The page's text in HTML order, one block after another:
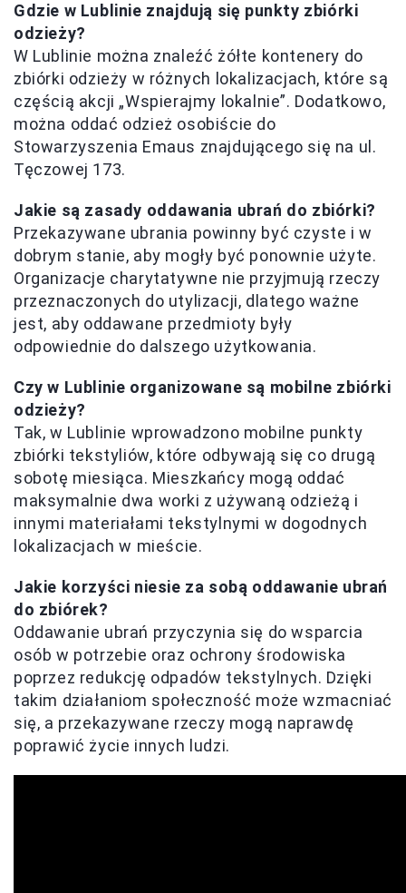
Gdzie w Lublinie znajdują się punkty zbiórki
odzieży?
W Lublinie można znaleźć żółte kontenery do
zbiórki odzieży w różnych lokalizacjach, które są
częścią akcji „Wspierajmy lokalnie”. Dodatkowo,
można oddać odzież osobiście do
Stowarzyszenia Emaus znajdującego się na ul.
Tęczowej 173.
Jakie są zasady oddawania ubrań do zbiórki?
Przekazywane ubrania powinny być czyste i w
dobrym stanie, aby mogły być ponownie użyte.
Organizacje charytatywne nie przyjmują rzeczy
przeznaczonych do utylizacji, dlatego ważne
jest, aby oddawane przedmioty były
odpowiednie do dalszego użytkowania.
Czy w Lublinie organizowane są mobilne zbiórki
odzieży?
Tak, w Lublinie wprowadzono mobilne punkty
zbiórki tekstyliów, które odbywają się co drugą
sobotę miesiąca. Mieszkańcy mogą oddać
maksymalnie dwa worki z używaną odzieżą i
innymi materiałami tekstylnymi w dogodnych
lokalizacjach w mieście.
Jakie korzyści niesie za sobą oddawanie ubrań
do zbiórek?
Oddawanie ubrań przyczynia się do wsparcia
osób w potrzebie oraz ochrony środowiska
poprzez redukcję odpadów tekstylnych. Dzięki
takim działaniom społeczność może wzmacniać
się, a przekazywane rzeczy mogą naprawdę
poprawić życie innych ludzi.